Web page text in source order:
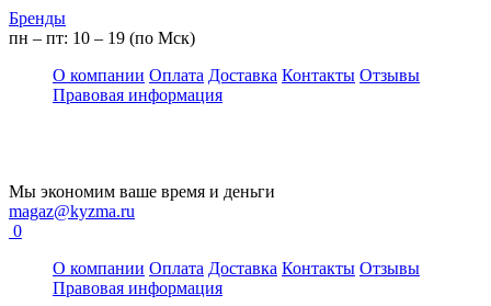
Бренды
пн – пт: 10 – 19 (по Мск)
О компании Оплата Доставка Контакты Отзывы
Правовая информация
Мы экономим ваше время и деньги
magaz@kyzma.ru
0
О компании Оплата Доставка Контакты Отзывы
Правовая информация